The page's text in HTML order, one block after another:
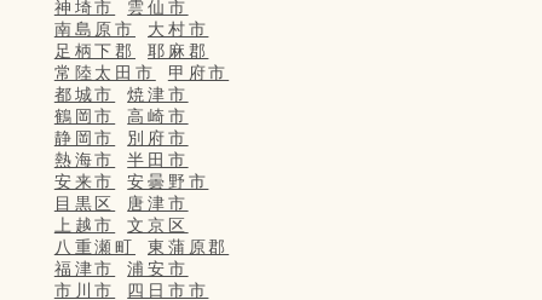
神埼市
雲仙市
南島原市
大村市
足柄下郡
耶麻郡
常陸太田市
甲府市
都城市
焼津市
鶴岡市
高崎市
静岡市
別府市
熱海市
半田市
安来市
安曇野市
目黒区
唐津市
上越市
文京区
八重瀬町
東蒲原郡
福津市
浦安市
市川市
四日市市